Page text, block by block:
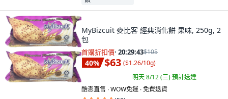
MyBizcuit 麥比客 經典消化餅 果味, 250g, 2
包
首購折扣價· 20:29:41$105
40% $63 ($1.26/10g)
明天 8/12 (三)預計送達
酷澎直售 ∙ WOW免運 ∙ 免費退貨